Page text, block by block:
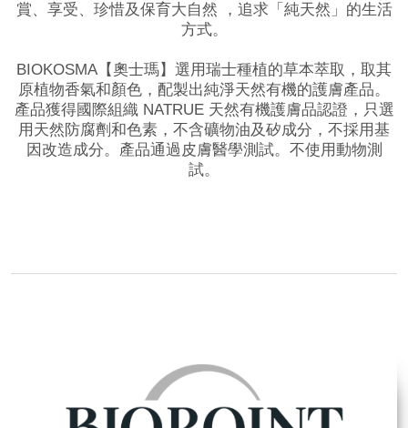
賞、享受、珍惜及保育大自然 ，追求「純天然」的生活
方式。
BIOKOSMA【奧士瑪】選用瑞士種植的草本萃取，取其
原植物香氣和顏色，配製出純淨天然有機的護膚產品。
產品獲得國際組織 NATRUE 天然有機護膚品認證，只選
用天然防腐劑和色素，不含礦物油及矽成分，不採用基
因改造成分。產品通過皮膚醫學測試。不使用動物測
試。